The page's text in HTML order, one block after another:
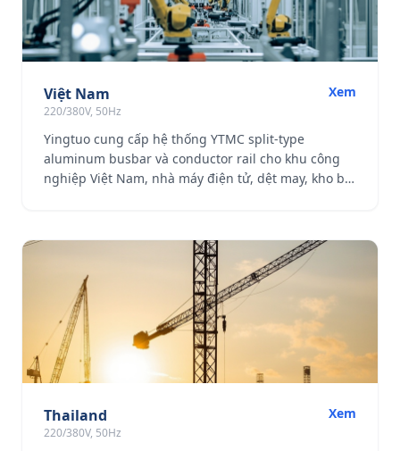
Việt Nam
220/380V, 50Hz
Xem
Yingtuo cung cấp hệ thống YTMC split-type
aluminum busbar và conductor rail cho khu công
nghiệp Việt Nam, nhà máy điện tử, dệt may, kho bãi
Thailand
220/380V, 50Hz
Xem